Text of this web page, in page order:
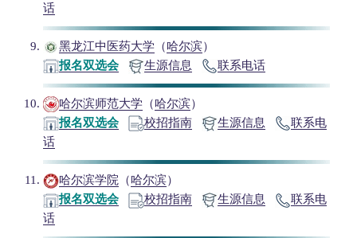
话
黑龙江中医药大学 （哈尔滨）
报名双选会
生源信息 联系电话
哈尔滨师范大学 （哈尔滨）
报名双选会
校招指南 生源信息
联系电
话
哈尔滨学院 （哈尔滨）
报名双选会
校招指南 生源信息
联系电
话